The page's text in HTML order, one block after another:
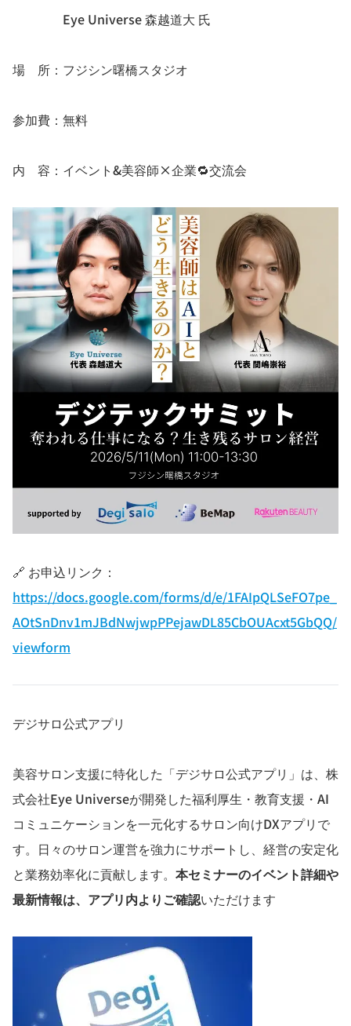
Eye Universe 森越道大 氏
場 所：フジシン曙橋スタジオ
参加費：無料
内 容：イベント&美容師×企業🔁交流会
🔗 お申込リンク：
https://docs.google.com/forms/d/e/1FAIpQLSeFO7pe_
AOtSnDnv1mJBdNwjwpPPejawDL85CbOUAcxt5GbQQ/
viewform
デジサロ公式アプリ
美容サロン支援に特化した「デジサロ公式アプリ」は、株
式会社Eye Universeが開発した福利厚生・教育支援・AI
コミュニケーションを一元化するサロン向けDXアプリで
す。日々のサロン運営を強力にサポートし、経営の安定化
と業務効率化に貢献します。 本セミナーのイベント詳細や
最新情報は、アプリ内よりご確認いただけます